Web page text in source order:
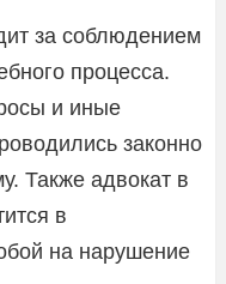
за соблюдением
процесса.
и иные
законно
Также адвокат в
в
на нарушение